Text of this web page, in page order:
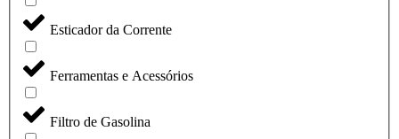
Esticador da Corrente
Ferramentas e Acessórios
Filtro de Gasolina